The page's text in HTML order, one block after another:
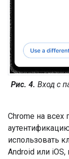
Рис. 4. Вход с
Chrome на
использовать
Android или